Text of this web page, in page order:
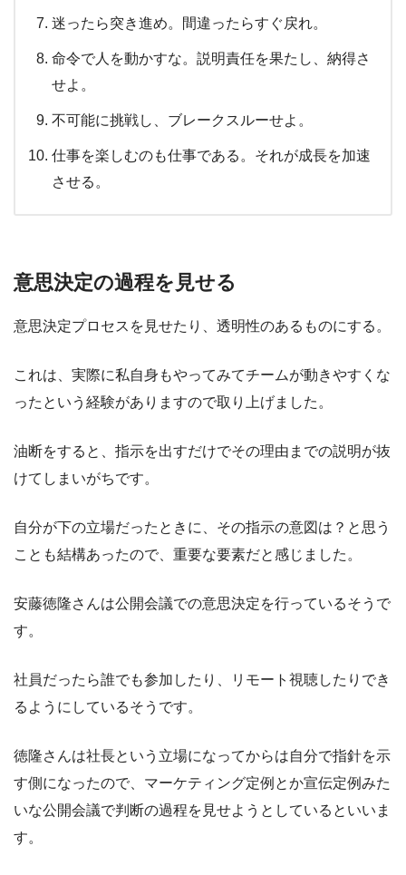
迷ったら突き進め。間違ったらすぐ戻れ。
命令で人を動かすな。説明責任を果たし、納得さ
せよ。
不可能に挑戦し、ブレークスルーせよ。
仕事を楽しむのも仕事である。それが成長を加速
させる。
意思決定の過程を見せる
意思決定プロセスを見せたり、透明性のあるものにする。
これは、実際に私自身もやってみてチームが動きやすくな
ったという経験がありますので取り上げました。
油断をすると、指示を出すだけでその理由までの説明が抜
けてしまいがちです。
自分が下の立場だったときに、その指示の意図は？と思う
ことも結構あったので、重要な要素だと感じました。
安藤徳隆さんは公開会議での意思決定を行っているそうで
す。
社員だったら誰でも参加したり、リモート視聴したりでき
るようにしているそうです。
徳隆さんは社長という立場になってからは自分で指針を示
す側になったので、マーケティング定例とか宣伝定例みた
いな公開会議で判断の過程を見せようとしているといいま
す。